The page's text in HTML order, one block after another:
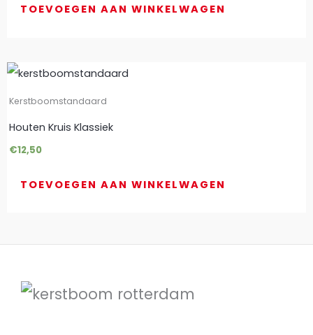
TOEVOEGEN AAN WINKELWAGEN
Kerstboomstandaard
Houten Kruis Klassiek
€12,50
TOEVOEGEN AAN WINKELWAGEN